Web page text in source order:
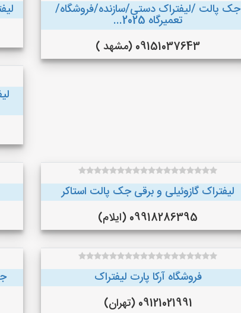
جک پالت /لیفتراک دستی/سازنده/فروشگاه/
تعمیرگاه 2025...
09151037643 (مشهد )
لیفتراک گازوئیلی و برقی جک پالت استاکر
09918286395 (ایلام)
فروشگاه آرکا پارت لیفتراک
09121021991 (تهران)